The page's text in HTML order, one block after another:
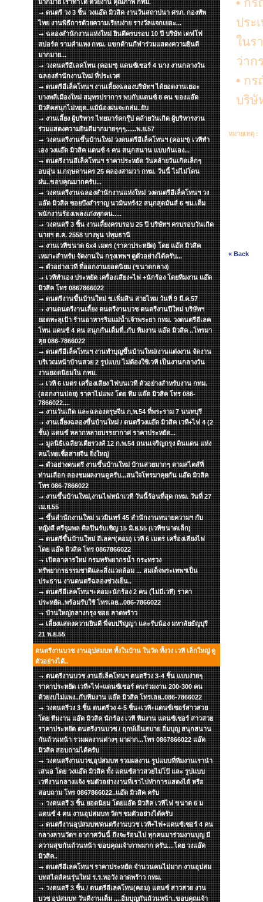
มากมาย เราทำได้ ด้วยงาน คุณภาพ กทม.
ดนตรี วง 3 ชิ้น วงแอ๊ด มิวสิค งานวันสถาปนา ศรภ. กองทัพ
ไทย งานพิธีการด้วยความเรียบง่าย รางวัลแจกเยอะ...
ฉลองสำนักงานแห่งใหม่ ยินดีครบรอบ 10 ปี บริษัท เดฟโฟ
สปอร์ต รามคำแหง กทม. แขกด้านกีฬาร่วมแสดงความยินดี
มากมาย...
วงดนตรีอีเลคโทน (คอมฯ) แดนซ์เซอร์ 4 นาง งานกลางวัน
ฉลองสำนักงานใหม่ ที่ประเวศ
ดนตรีอีเล็คโทนฯ งานเลี้ยงฉลองบริษัทฯ ได้ยอดงานเยอะ
บางพลีเมืองใหม่ สมุทรปราการ พบกับแดนซ์ 8 คน ของแอ๊ด
มิวสิคสนุกไม่หยุด..แม้น้องฝนจะถล่ม..ยับ
งานเลี้ยง ผู้บริหาร ไทยมาร์คกรุ๊ป คล้ายวันเกิด ผู้บริหารงาน
ร่วมแสดงความยินดีมากมายๆๆๆ......พ.ย.57
วงดนตรีงานขึ้นบ้านใหม่ วงดนตรีอีเล็คโทนฯ (คอมฯ) เวทีทำ
เอง วงแอ๊ด มิวสิค แดนซ์ 4 คน สนุกสนาน แบบกันเอง...
ดนตรีงานอีเล็คโทนฯ ราคาประหยัด วันคล้ายวันเกิดเล็กๆ
อบอุ่น ม.กฤษดานคร 25 คลองสามวา กทม. วันนี้ ไม่ไม่โดน
ฝน..ขอบคุณมากครับ...
วงดนตรีงานฉลองสำนักงานแห่งใหม่ วงดนตรีอีเล็คโทนฯ วง
แอ๊ด มิวสิค ซอยบึงสำราญ นวมินทร์42 สนุกสุดมันส์ 6 ชม.เต็ม
พนักงานร้องเพลงเก่งทุกคน.....
วงดนตรี 3 ชิ้น งานเลี้ยงครบรอบ 25 ปี บริษัทฯ ครบรอบวันเกิด
นายฯ ต.ค. 2558 บางพูน ปทุมธานี
งานเวทีขนาด 6x4 เมตร (ราคาประหยัด) โดย แอ๊ด มิวสิค
เหมาะสำหรับ จัดงานใน กรุงเทพฯ ดูตัวอย่างได้ครับ...
ตัวอย่างเวที ที่ออกงานยอดนิยม (ขนาดกลาง)
เวทีทำเอง ประหยัด เครื่องเสียง+ไฟ +นักร้อง โดยทีมงาน แอ๊ด
มิวสิค โทร 0867866022
ดนตรีงานขึ้นบ้านใหม่ ซ.เพิ่มสิน สายไหม วันที่ 9 มี.ค.57
งานดนตรีงานเลี้ยง ดนตรีงานบวช ดนตรีงานปีใหม่ บริษัทฯ
ยอดทะลุเป้า ร้านอาหารริมแม่น้ำเจ้าพระยา กทม. วงดนตรีอีเลค
โทน แดนซ์ 4 คน สนุกกันเต็มที่..กับ ทีมงาน แอ๊ด มิวสิค ..โทรมา
คุย 086-7866022
ดนตรีอีเล็คโทนฯ งานทำบุญขึ้นบ้านใหม่/งานแต่งงาน จัดงาน
บริเวณหน้าบ้านสวย 2 รูปแบบ ไม่ต้องใช้เวที เป็นงานกลางวัน
งานยอดนิยมใน กทม.
เวที 6 เมตร เครื่องเสียง ไฟบนเวที ตัวอย่างสำหรับงาน กทม.
(ออกงานบ่อย) ราคาไม่แพง โดย ทีม แอ๊ด มิวสิค โทร 086-
7866022....
งานวันเกิด และฉลองตรุษจีน ก,พ.54 ที่พระราม 7 นนทบุรี
งานเลี้ยงฉลองขึ้นบ้านใหม่ / ดนตรีวงแอ๊ด มิวสิค เวที+ไฟ 4 (2
ชั้น) แดนซ์ หลากหลายบรรยากาศ ราคาประหยัด...
มูลนิธิเฉลียวเตียรวงศ์ 12 ก.พ.54 ถนนเจริญกรุง ดินแดน แห่ง
คนไทยเชื้อสายจีน ยิ่งใหญ่
ตัวอย่างดนตรี งานขึ้นบ้านใหม่ บ้านสวยมากๆ ตามสไตส์ที่
ท่านเลือก ลองชมผลงานดูครับ...สนใจโทรมาคุยกัน แอ๊ด มิวสิค
โทร 086-7866022
งานขึ้นบ้านใหม่,งานไฟหน้าเวที วันนี้ร้อนที่สุด กทม. วันที่ 27
เม.ย.55
ขึ้นสำนักงานใหม่ นวมินทร์ 45 สำนักงานทนายความฯ กับ
หญิงลี ศรีจุมพล ศิลปินรับเชิญ 15 มิ.ย.55 (เวทีขนาดเล็ก)
ดนตรีขึ้นบ้านใหม่ อีเลคฯ(คอม) เวที 6 เมตร เครื่องเสียงไฟ
โดย แอ๊ด มิวสิค โทร 0867866022
เปิดอาคารใหม่ กรมทรัพยากรน้ำ กระทรวง
ทรัพยากรธรรมชาติและสิ่งแวดล้อม ... สมเด็จพระเทพฯเป็น
ประธาน งานดนตรีฉลองช่วงเย็น..
ดนตรีอีเลคโทนฯ+คอม+นักร้อง 2 คน (ไม่มีเวที) ราคา
ประหยัด..พร้อมรับใช้ โทรเลย...086-7866022
บ้านใหญ่กลางกรุง ซอย ลาดพร้าว
เลี้ยงแสดงความยินดี พี่จบปริญญา และรับน้อง มหาลัยธัญบุรี
21 พ.ย.55
ดนตรีงานบวช งานอุปสมบท ทั้งในบ้าน ในวัด ทั้งวง เวที เล็กใหญ่ ดู
ตัวอย่างได้..
ดนตรีงานบวช งานอีเล็คโทนฯ ดนตรีวง 3-4 ชิ้น แบบง่ายๆ
ราคาประหยัด เวที+ไฟ+แดนซ์เซอร์ คนร่วมงาน 200-300 คน
ด้วยงบไม่แพง..กับทีมงาน แอ๊ด มิวสิค โทรเลย..086-7866022
วงดนตรีวง 3 ชิ้น ดนตรีวง 4-5 ชิ้น+เวที+แดนซ์เซอร์สาวสวย
โดย ทีมงาน แอ๊ด มิวสิค นักร้อง เวที ทีมงาน แดนซ์เซอร์ สาวสวย
ราคาประหยัด ดนตรีงานบวช / ฤกษ์เย็นสบาย อิ่มบุญ สนุกสนาน
กันถ้วนหน้า รวมผลงานต่างๆ มาฝาก...โทร 0867866022 แอ๊ด
มิวสิค สอบถามได้ครับ
วงดนตรีงานบวช,อุปสมบท รวมผลงาน รูปแบบที่ทีมงานเรานำ
เสนอ โดย วงแอ๊ด มิวสิค ทั้ง แดนซ์สาวสวยไม่โป้ และ รูปแบบ
เวทีงานกลางแจ้ง ชมตัวอย่างงานที่เราไปทำการแสดงได้ หรือ
สอบถาม โทร 0867866022..แอ๊ด มิวสิค ครับ
วงดนตรี 3 ชิ้น ยอดนิยม โดยแอ๊ด มิวสิค เวทีไฟ ขนาด 6 ม
แดนซ์ 4 คน งานอุปสมบท วัดฯ ชมตัวอย่างได้ครับ
ดนตรีงานอุปสมบท/ดนตรีงานบวช เวที+ไฟ+แดนซ์เซอร์ 4 คน
กลางลานวัดฯ อากาศวันนี้ ถึงจะร้อนไป ทุกคนมาร่วมงานบุญ มี
ความสุขกันถ้วนหน้า ขอบคุณเจ้าภาพมาก ครับ....โดย วงแอ๊ด
มิวสิค..
ดนตรีอีเลคโทนฯ ราคาประหยัด จำนวนคนไม่มาก งานอุปสม
บทสไตส์คนรุ่นใหม่ ร.ร.หอวัง ลาดพร้าว กทม.
วงดนตรี 3 ชิ้น / ดนตรีอีเลคโทน(คอม) แดนซ์ สาวสวย งาน
บวช อุปสมบท วันดีงานเต็ม ....อิ่มบุญกันถ้วนหน้า..ขอบคุณเจ้า
ประ
ในร
ว่าก
• กร
บริษั
หมายเหตุ :
« Back